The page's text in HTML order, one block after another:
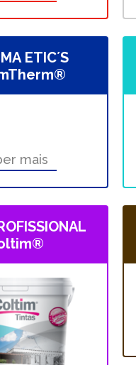
ETIC´S
mais